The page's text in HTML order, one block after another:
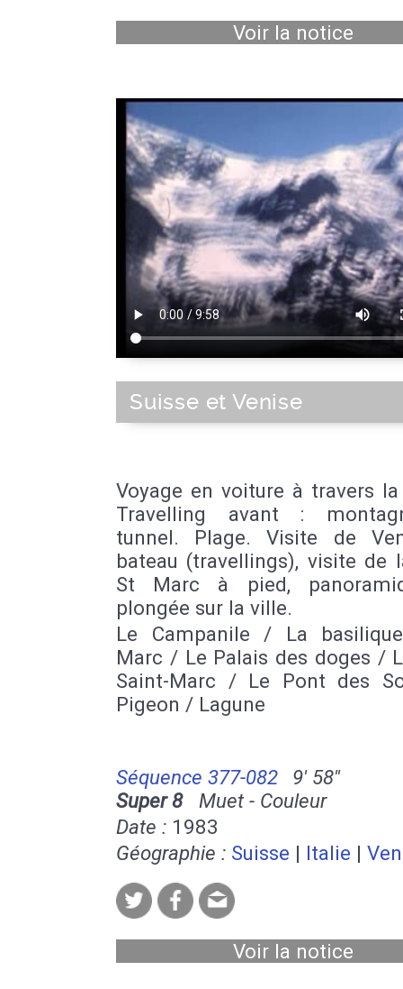
Voir la notice
Suisse et Venise
Voyage en voiture à travers la
Travelling avant :
tunnel. Plage. Visite de
bateau (travellings), visite de
St Marc à pied,
plongée sur la ville.
Le Campanile / La
Marc / Le Palais des doges /
Saint-Marc / Le Pont des
Pigeon / Lagune
Séquence 377-082
9' 58''
Super 8Muet - Couleur
Date : 1983
Géographie : Suisse | Italie |
Voir la notice